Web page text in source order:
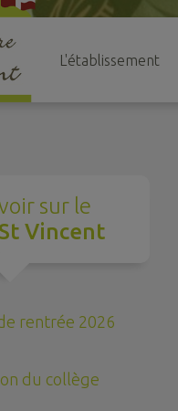
L'établissement
sur le
Vincent
rentrée 2026
du collège